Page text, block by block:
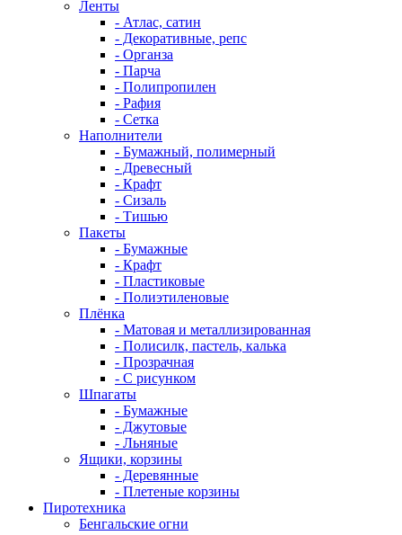
Ленты
- Атлас, сатин
- Декоративные, репс
- Органза
- Парча
- Полипропилен
- Рафия
- Сетка
Наполнители
- Бумажный, полимерный
- Древесный
- Крафт
- Сизаль
- Тишью
Пакеты
- Бумажные
- Крафт
- Пластиковые
- Полиэтиленовые
Плёнка
- Матовая и металлизированная
- Полисилк, пастель, калька
- Прозрачная
- С рисунком
Шпагаты
- Бумажные
- Джутовые
- Льняные
Ящики, корзины
- Деревянные
- Плетеные корзины
Пиротехника
Бенгальские огни